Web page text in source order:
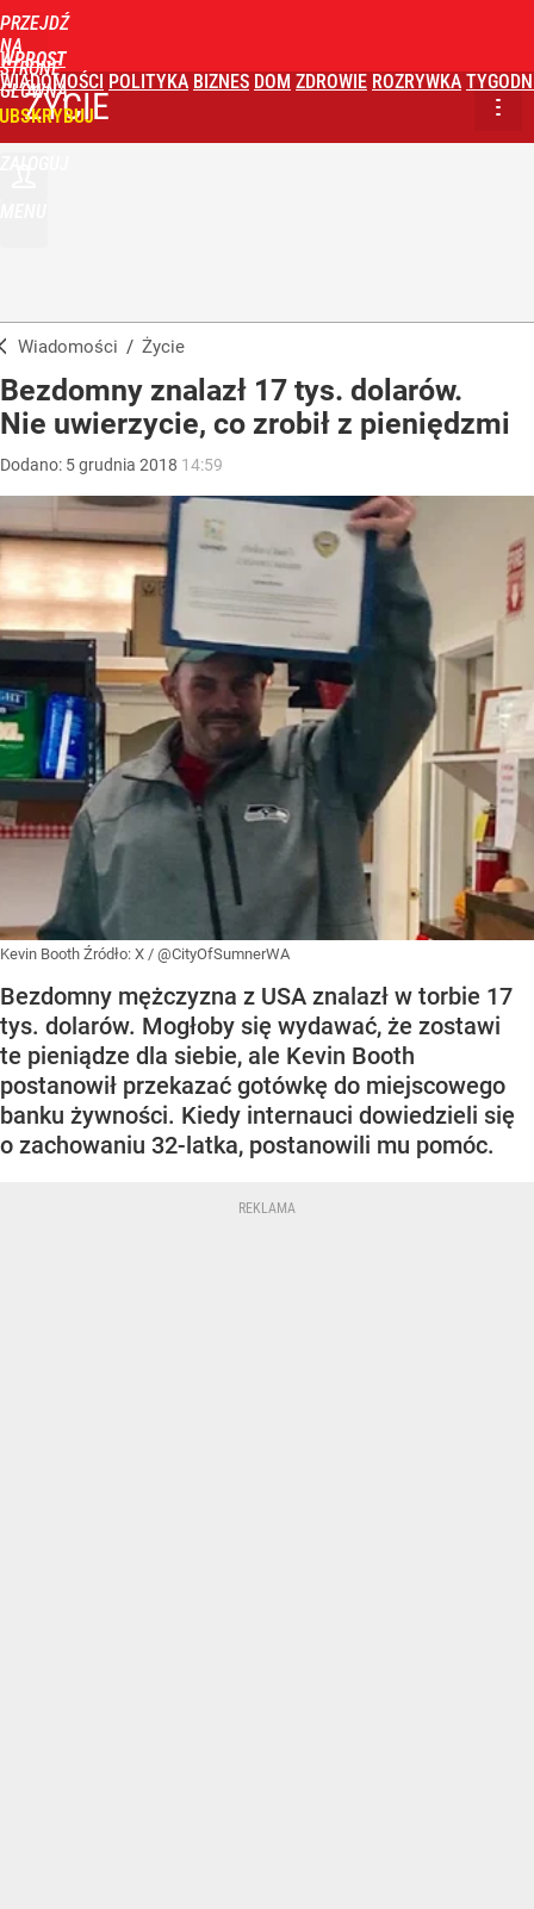
PRZEJDŹ
NA
STRONĘ
GŁÓWNĄ
WPROST
WIADOMOŚCI POLITYKA BIZNES DOM ZDROWIE ROZRYWKA
ŻYCIE
Wiadomości / Życie
Bezdomny znalazł 17 tys. dolarów.
Nie uwierzycie, co zrobił z pieniędzmi
Dodano: 5grudnia 2018 14:59
Kevin Booth Źródło: X / @CityOfSumnerWA
Bezdomny mężczyzna z USA znalazł w torbie 17
tys. dolarów. Mogłoby się wydawać, że zostawi
te pieniądze dla siebie, ale Kevin Booth
postanowił przekazać gotówkę do miejscowego
banku żywności. Kiedy internauci dowiedzieli się
o zachowaniu 32-latka, postanowili mu pomóc.